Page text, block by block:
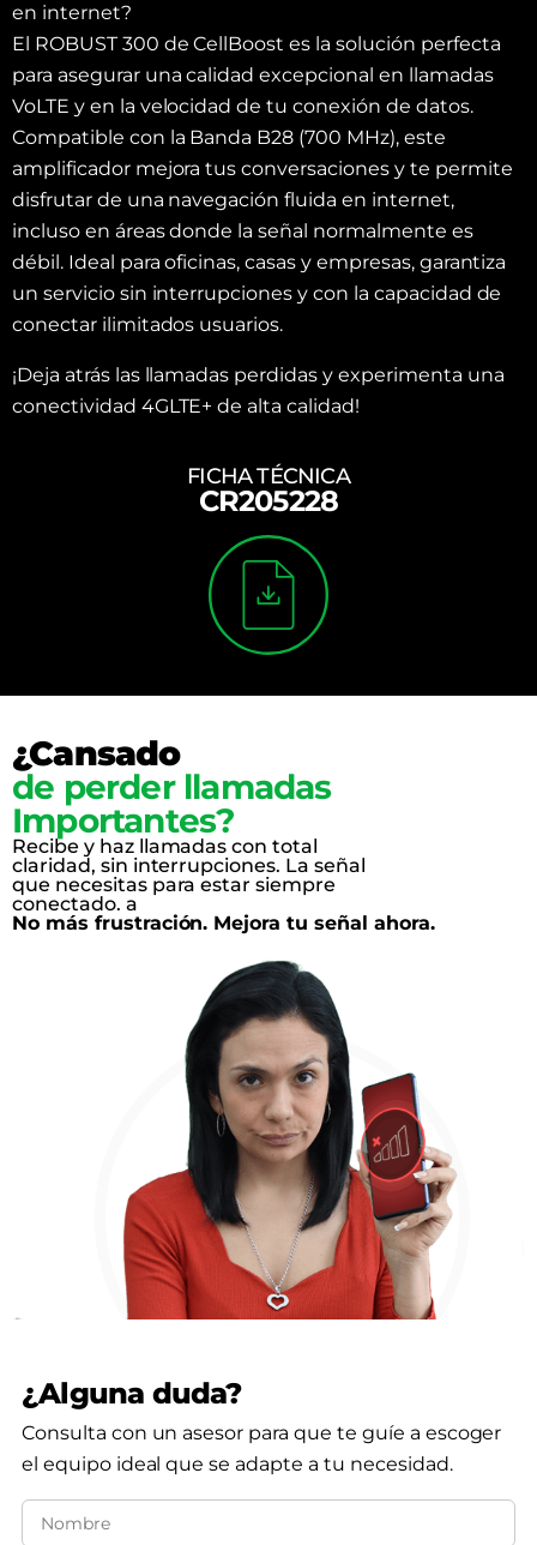
en internet?
El ROBUST 300 de CellBoost es la solución perfecta
para asegurar una calidad excepcional en llamadas
VoLTE y en la velocidad de tu conexión de datos.
Compatible con la Banda B28 (700 MHz), este
amplificador mejora tus conversaciones y te permite
disfrutar de una navegación fluida en internet,
incluso en áreas donde la señal normalmente es
débil. Ideal para oficinas, casas y empresas, garantiza
un servicio sin interrupciones y con la capacidad de
conectar ilimitados usuarios.
¡Deja atrás las llamadas perdidas y experimenta una
conectividad 4GLTE+ de alta calidad!
FICHA TÉCNICA
CR205228
¿Cansado
de perder llamadas
Importantes?
Recibe y haz llamadas con total
claridad, sin interrupciones. La señal
que necesitas para estar siempre
conectado. a
No más frustración. Mejora tu señal ahora.
¿Alguna duda?
Consulta con un asesor para que te guíe a escoger
el equipo ideal que se adapte a tu necesidad.